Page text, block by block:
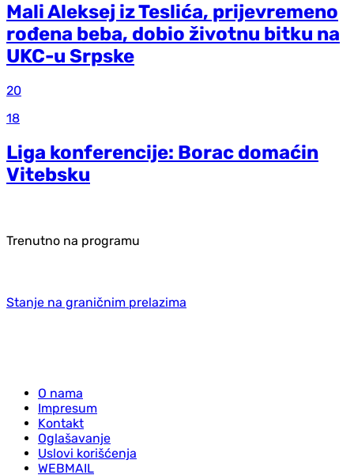
Mali Aleksej iz Teslića, prijevremeno
rođena beba, dobio životnu bitku na
UKC-u Srpske
20
18
Liga konferencije: Borac domaćin
Vitebsku
Trenutno na programu
Stanje na graničnim prelazima
O nama
Impresum
Kontakt
Oglašavanje
Uslovi korišćenja
WEBMAIL